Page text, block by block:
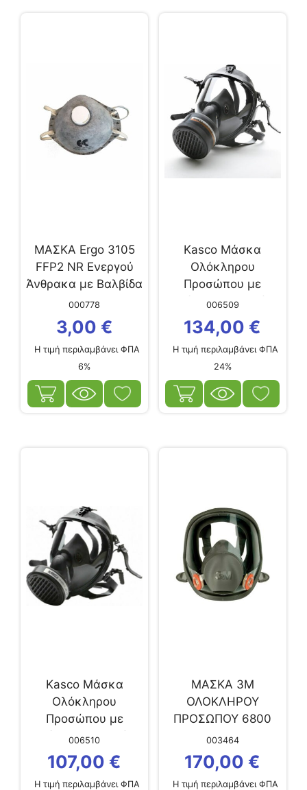
ΜΑΣΚΑ Ergo 3105
FFP2 NR Ενεργού
Άνθρακα με Βαλβίδα
12τμχ
000778
3,00 €
Η τιμή περιλαμβάνει ΦΠΑ
6%
Kasco Μάσκα
Ολόκληρου
Προσώπου με
Φίλτρα Ενεργού
Άνθρακα Venus1 με
Φίλτρο ZA2P3
006509
134,00 €
Η τιμή περιλαμβάνει ΦΠΑ
24%
Kasco Μάσκα
Ολόκληρου
Προσώπου με
Φίλτρα Ενεργού
Άνθρακα Venus1 με
Φίλτρο ZP3
006510
107,00 €
Η τιμή περιλαμβάνει ΦΠΑ
ΜΑΣΚΑ 3Μ
ΟΛΟΚΛΗΡΟΥ
ΠΡΟΣΩΠΟΥ 6800
MEDIUM
003464
170,00 €
Η τιμή περιλαμβάνει ΦΠΑ